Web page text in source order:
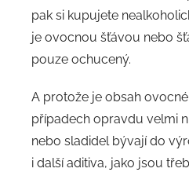
pak si kupujete
je ovocnou šťávou nebo
pouze ochucený.
A protože je obsah
případech opravdu velmi
nebo sladidel bývají do
i další aditiva, jako jsou